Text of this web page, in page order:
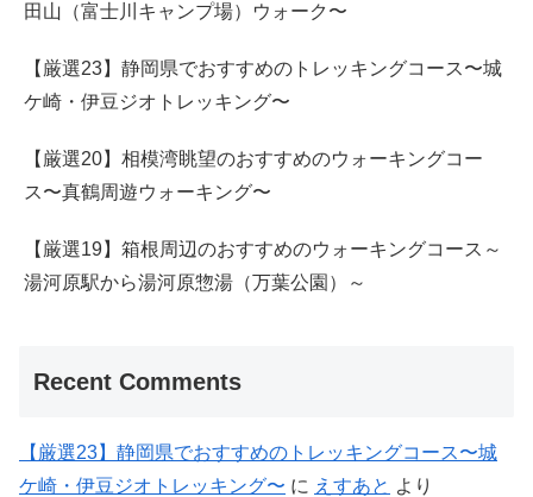
田山（富士川キャンプ場）ウォーク〜
【厳選23】静岡県でおすすめのトレッキングコース〜城
ケ崎・伊豆ジオトレッキング〜
【厳選20】相模湾眺望のおすすめのウォーキングコー
ス〜真鶴周遊ウォーキング〜
【厳選19】箱根周辺のおすすめのウォーキングコース～
湯河原駅から湯河原惣湯（万葉公園）～
Recent Comments
【厳選23】静岡県でおすすめのトレッキングコース〜城
ケ崎・伊豆ジオトレッキング〜 に えすあと より